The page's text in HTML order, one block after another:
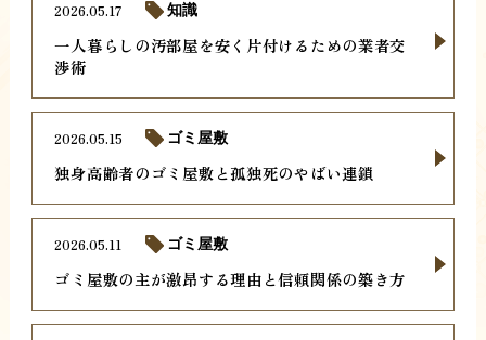
一人暮らしの汚部屋を安く片付けるための業者交
渉術
2026.05.17 知識
独身高齢者のゴミ屋敷と孤独死のやばい連鎖
2026.05.15 ゴミ屋敷
ゴミ屋敷の主が激昂する理由と信頼関係の築き方
2026.05.11 ゴミ屋敷